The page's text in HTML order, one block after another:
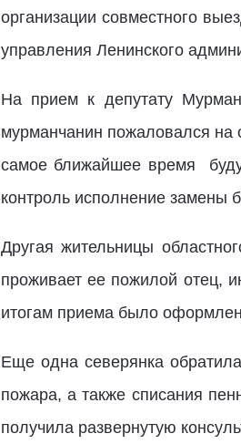
организации совместного
управления Ленинского
На прием к депутату
мурманчанин пожаловался на
самое ближайшее время
контроль исполнение замены
Другая жительницы
проживает ее пожилой отец,
итогам приема было
Еще одна северянка
пожара, а также списания
получила развернутую